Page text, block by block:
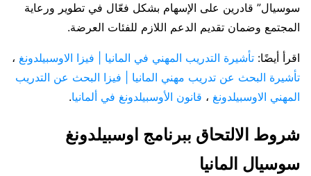
سوسيال” قادرين على الإسهام بشكل فعّال في تطوير ورعاية
المجتمع وضمان تقديم الدعم اللازم للفئات العرضة.
اقرأ أيضًا: تأشيرة التدريب المهني في المانيا | فيزا الاوسبيلدونغ ،
تأشيرة البحث عن تدريب مهني المانيا | فيزا البحث عن التدريب
المهني الاوسبيلدونغ ، قانون الأوسبيلدونغ في ألمانيا.
شروط الالتحاق ببرنامج اوسبيلدونغ
سوسيال المانيا